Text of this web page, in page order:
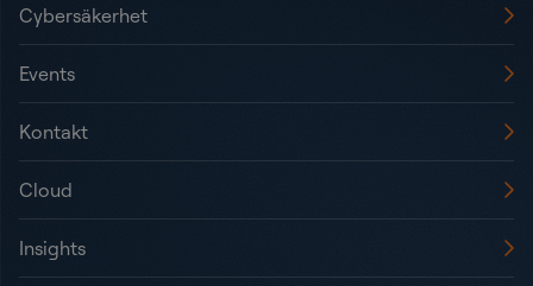
Cybersäkerhet
Events
Kontakt
Cloud
Insights